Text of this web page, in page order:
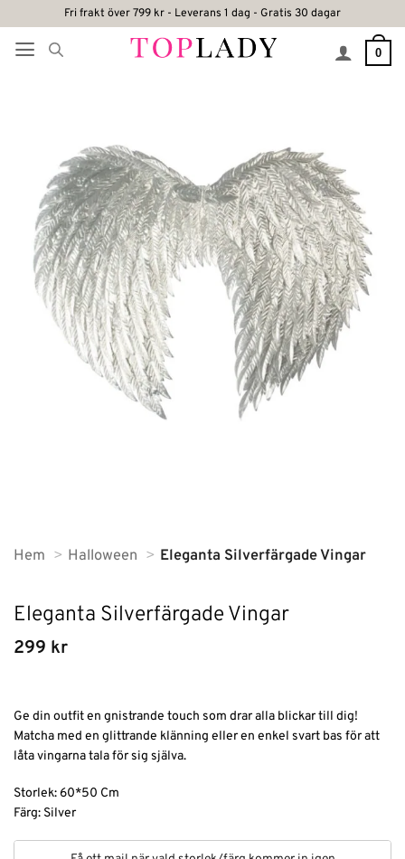
content
Fri frakt över 799 kr - Leverans 1 dag - Gratis 30 dagar
0
Hem Halloween Eleganta Silverfärgade Vingar
Eleganta Silverfärgade Vingar
299 kr
Ge din outfit en gnistrande touch som drar alla blickar till dig!
Matcha med en glittrande klänning eller en enkel svart bas för att
låta vingarna tala för sig själva.
Storlek: 60*50 Cm
Färg: Silver